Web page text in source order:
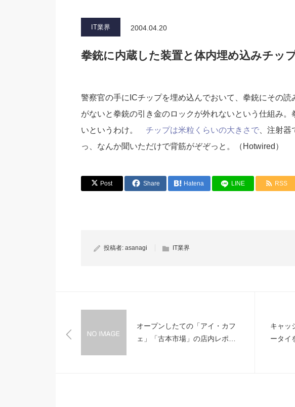
IT業界 2004.04.20
拳銃に内蔵した装置と体内埋め込みチッ
警察官の手にICチップを埋め込んでおいて、拳銃にその
がないと拳銃の引き金のロックが外れないという仕組み
いというわけ。 チップは米粒くらいの大きさで、注射器
っ、なんか聞いただけで背筋がぞぞっと。（Hotwired）
Post Share Hatena LINE RSS
投稿者: asanagi IT業界
オープンしたての「アイ・カフ
ェ」「古本市場」の店内レポー
キャッ
ータイ